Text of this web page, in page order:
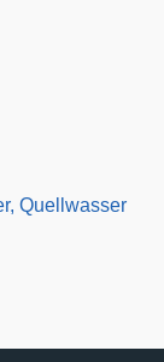
Quellwasser